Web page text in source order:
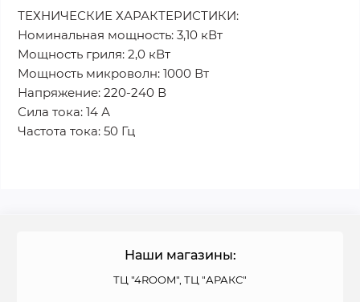
ТЕХНИЧЕСКИЕ ХАРАКТЕРИСТИКИ:
Номинальная мощность: 3,10 кВт
Мощность гриля: 2,0 кВт
Мощность микроволн: 1000 Вт
Напряжение: 220-240 В
Сила тока: 14 А
Частота тока: 50 Гц
Наши магазины:
ТЦ "4ROOM", ТЦ "АРАКС"